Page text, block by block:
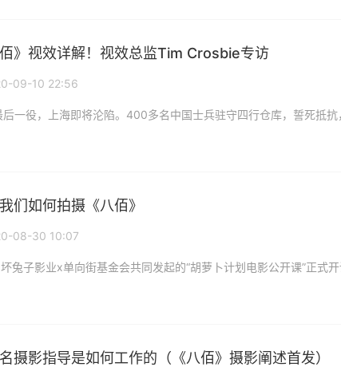
》视效详解！视效总监Tim Crosbie专访
09-10 22:56
们如何拍摄《八佰》
08-30 10:07
摄影指导是如何工作的（《八佰》摄影阐述首发）